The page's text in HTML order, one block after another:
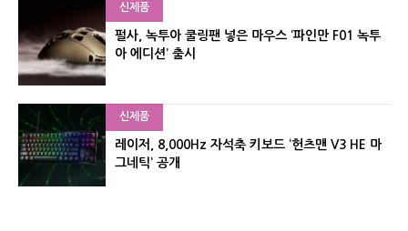
신제품
펄사, 녹투아 쿨링팬 넣은 마우스 ‘파인만 F01 녹투
아 에디션’ 출시
신제품
레이저, 8,000Hz 자석축 키보드 ‘헌츠맨 V3 HE 마
그네틱’ 공개